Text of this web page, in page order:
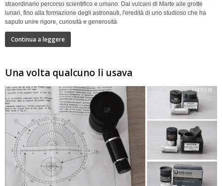
straordinario percorso scientifico e umano. Dai vulcani di Marte alle grotte
lunari, fino alla formazione degli astronauti, l'eredità di uno studioso che ha
saputo unire rigore, curiosità e generosità
Continua a leggere
Una volta qualcuno li usava